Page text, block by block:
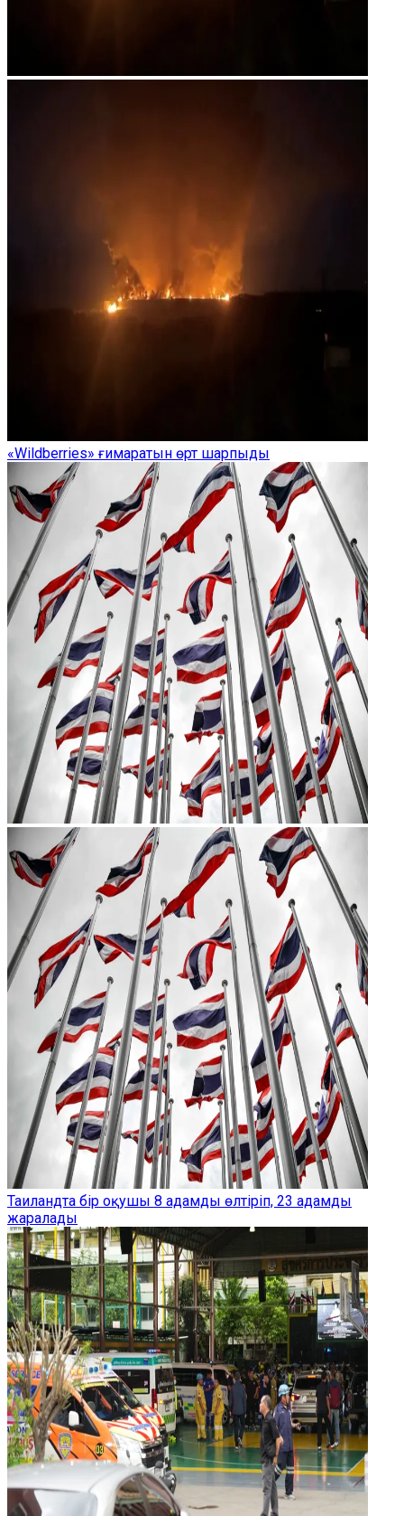
«Wildberries» ғимаратын өрт шарпыды
Таиландта бір оқушы 8 адамды өлтіріп, 23 адамды
жаралады